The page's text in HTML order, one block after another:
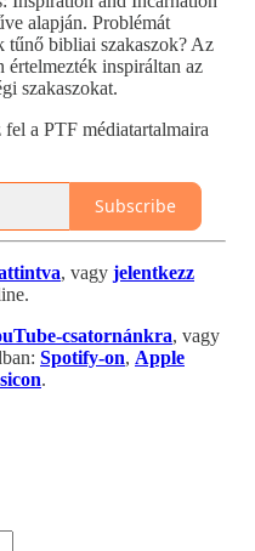
alapján. Problémát
tűnő bibliai szakaszok? Az
értelmezték inspiráltan az
szakaszokat.
a PTF médiatartalmaira
Subscribe
, vagy jelentkezz
csatornánkra, vagy
Spotify-on, Apple
.